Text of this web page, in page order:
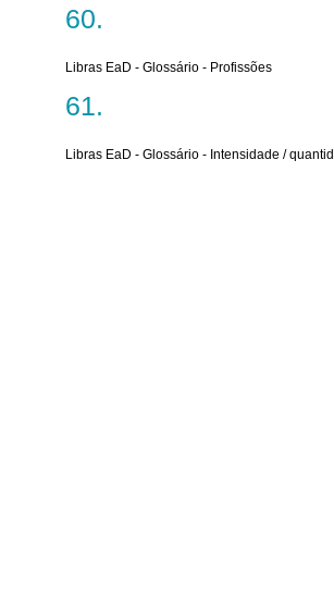
Libras EaD - Glossário - Profissões
Libras EaD - Glossário - Intensidade /